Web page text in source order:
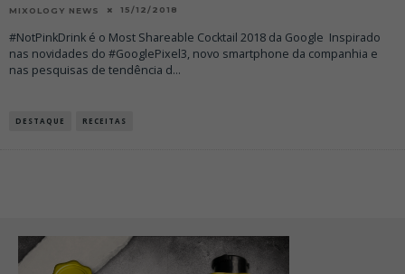
MIXOLOGY NEWS 15/12/2018
#NotPinkDrink é o Most Shareable Cocktail 2018 da Google Inspirado
nas novidades do #GooglePixel3, novo smartphone da companhia e
nas pesquisas de tendência d...
DESTAQUE RECEITAS